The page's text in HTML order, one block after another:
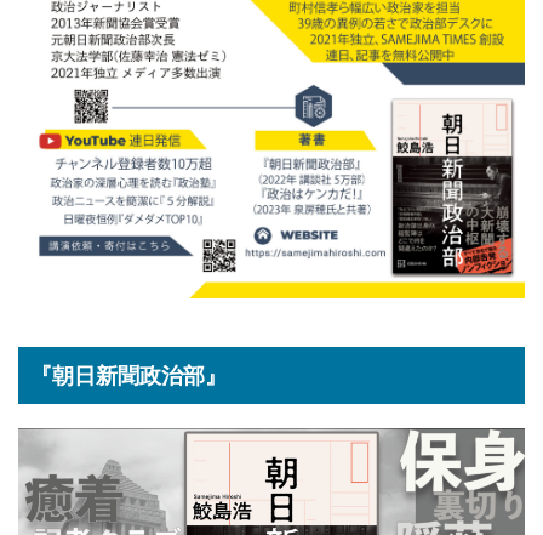
『朝日新聞政治部』